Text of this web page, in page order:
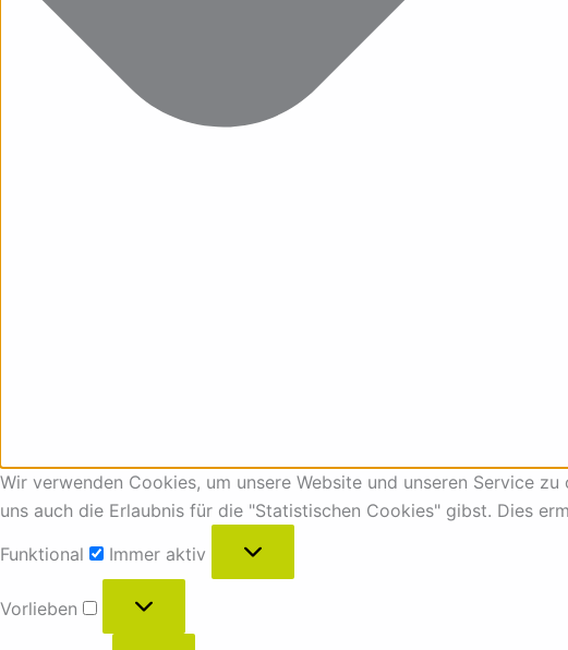
Wir verwenden Cookies, um unsere Website und unseren Service
uns auch die Erlaubnis für die "Statistischen Cookies" gibst. Dies
Funktional
Immer aktiv
Vorlieben